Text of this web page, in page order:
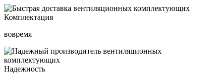
Комплектация
вовремя
Надежность